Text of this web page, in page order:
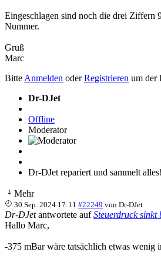
Eingeschlagen sind noch die drei Ziffern
Nummer.
Gruß
Marc
Bitte Anmelden oderRegistrieren um der
Dr-DJet
Offline
Moderator
Dr-DJet repariert und sammelt
Mehr
30 Sep. 2024 17:11 #22249 vonDr-DJet
Dr-DJetantwortete aufSteuerdruck
Hallo Marc,
-375 mBar wäre tatsächlich etwas wenig